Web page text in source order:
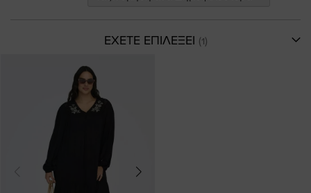
ΕΧΕΤΕ ΕΠΙΛΕΞΕΙ